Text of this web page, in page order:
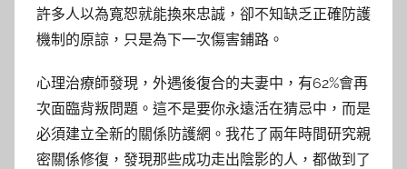
許多人以為寬恕就能換來忠誠，卻不知缺乏正確防護
機制的原諒，只是為下一次傷害鋪路。
心理治療師發現，外遇後復合的夫妻中，有62%會再
次面臨背叛問題。這不是要你永遠活在猜忌中，而是
必須建立全新的關係防護網。我花了兩年時間研究親
密關係修復，發現那些成功走出陰影的人，都做到了